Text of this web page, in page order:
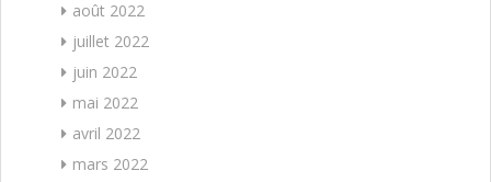
août 2022
juillet 2022
juin 2022
mai 2022
avril 2022
mars 2022